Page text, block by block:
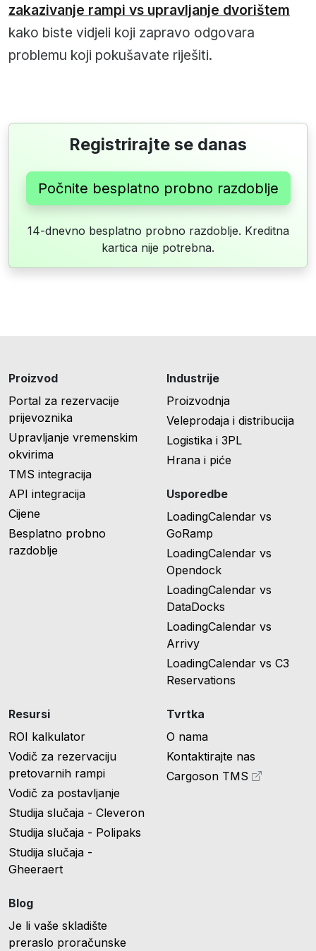
zakazivanje rampi vs upravljanje dvorištem
kako biste vidjeli koji zapravo odgovara
problemu koji pokušavate riješiti.
Registrirajte se danas
Počnite besplatno probno razdoblje
14-dnevno besplatno probno razdoblje. Kreditna
kartica nije potrebna.
Proizvod
Portal za rezervacije
prijevoznika
Upravljanje vremenskim
okvirima
TMS integracija
API integracija
Cijene
Besplatno probno
razdoblje
Industrije
Proizvodnja
Veleprodaja i distribucija
Logistika i 3PL
Hrana i piće
Usporedbe
LoadingCalendar vs
GoRamp
LoadingCalendar vs
Opendock
LoadingCalendar vs
DataDocks
LoadingCalendar vs
Arrivy
LoadingCalendar vs C3
Reservations
Resursi
ROI kalkulator
Vodič za rezervaciju
pretovarnih rampi
Vodič za postavljanje
Studija slučaja - Cleveron
Studija slučaja - Polipaks
Studija slučaja -
Gheeraert
Blog
Je li vaše skladište
preraslo proračunske
Tvrtka
O nama
Kontaktirajte nas
Cargoson TMS